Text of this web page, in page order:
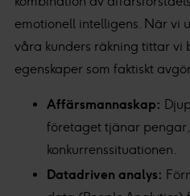
emotionell intelligens. När vi
våra kunders räkning tittar vi
egenskaper som faktiskt
Affärsmannaskap:
företaget tjänar
konkurrenssituationen.
Datadriven analys: